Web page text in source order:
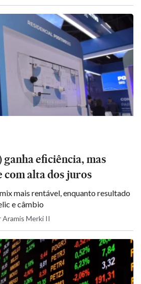
eficiência, mas
alta dos juros
mais rentável, enquanto resultado
e câmbio
Aramis Merki II